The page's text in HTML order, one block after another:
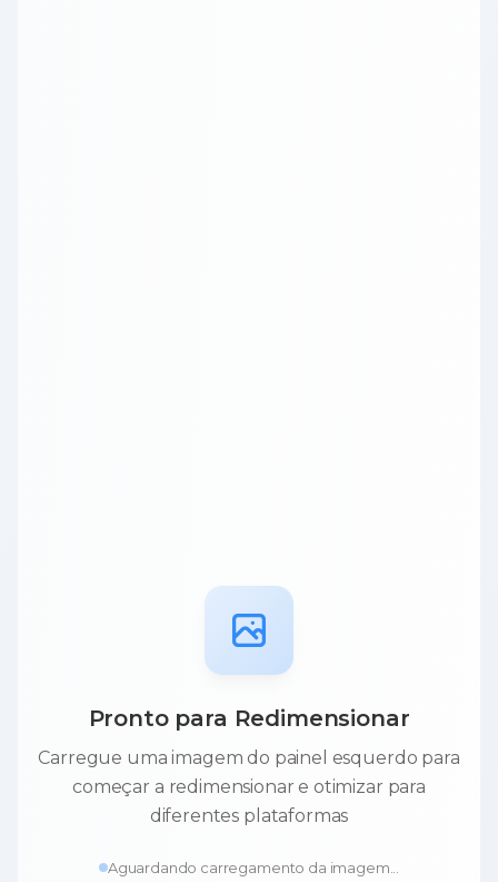
Pronto para Redimensionar
Carregue uma imagem do painel esquerdo para
começar a redimensionar e otimizar para
diferentes plataformas
Aguardando carregamento da imagem...